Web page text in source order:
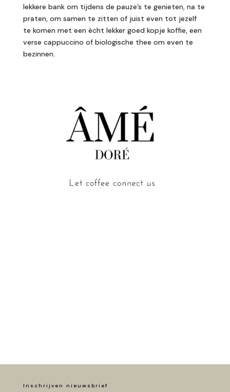
lekkere bank om tijdens de pauze’s te genieten, na te
praten, om samen te zitten of juist even tot jezelf
te komen met een ècht lekker goed kopje koffie, een
verse cappuccino of biologische thee om even te
bezinnen.
Inschrijven nieuwsbrief